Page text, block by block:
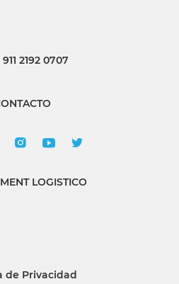
2192 0707
LOGISTICO
de Privacidad